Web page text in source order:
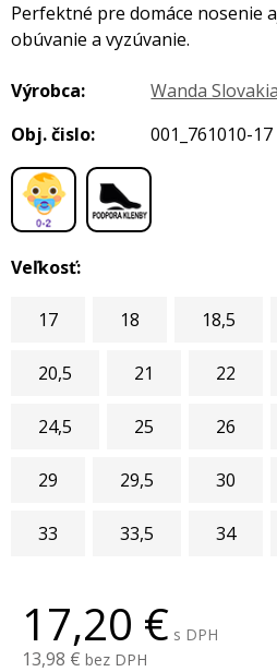
17,20 s DPH
13,98 bez DPH
Perfektné pre domáce nosenie
obúvanie a vyzúvanie.
Výrobca:
Wanda Slovakia
Obj. čislo:
001_761010-17
Veľkosť:
17 18 18,5
20,5 21 22
24,5 25 26
29 29,5 30
33 33,5 34